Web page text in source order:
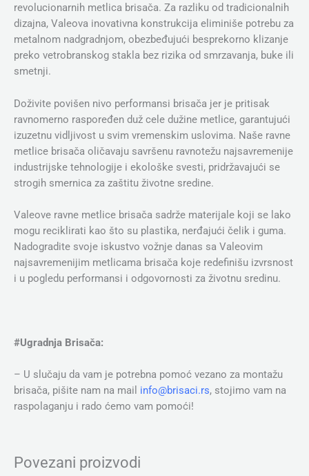
revolucionarnih metlica brisača. Za razliku od tradicionalnih
dizajna, Valeova inovativna konstrukcija eliminiše potrebu za
metalnom nadgradnjom, obezbeđujući besprekorno klizanje
preko vetrobranskog stakla bez rizika od smrzavanja, buke ili
smetnji.
Doživite povišen nivo performansi brisača jer je pritisak
ravnomerno raspoređen duž cele dužine metlice, garantujući
izuzetnu vidljivost u svim vremenskim uslovima. Naše ravne
metlice brisača oličavaju savršenu ravnotežu najsavremenije
industrijske tehnologije i ekološke svesti, pridržavajući se
strogih smernica za zaštitu životne sredine.
Valeove ravne metlice brisača sadrže materijale koji se lako
mogu reciklirati kao što su plastika, nerđajući čelik i guma.
Nadogradite svoje iskustvo vožnje danas sa Valeovim
najsavremenijim metlicama brisača koje redefinišu izvrsnost
i u pogledu performansi i odgovornosti za životnu sredinu.
#Ugradnja Brisača:
– U slučaju da vam je potrebna pomoć vezano za montažu
brisača, pišite nam na mail info@brisaci.rs, stojimo vam na
raspolaganju i rado ćemo vam pomoći!
Povezani proizvodi